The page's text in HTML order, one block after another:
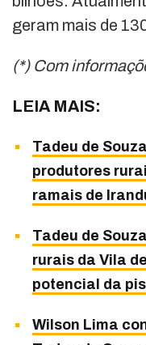
geram mais de
(*) Com
LEIA MAIS:
Tadeu de
produtores
ramais de
Tadeu de
rurais da Vila
potencial da
Wilson Lima